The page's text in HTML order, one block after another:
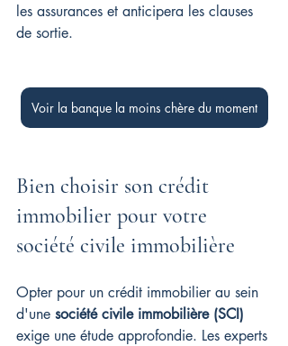
les assurances et anticipera les clauses
de sortie.
Voir la banque la moins chère du moment
Bien choisir son crédit
immobilier pour votre
société civile immobilière
Opter pour un crédit immobilier au sein
d'une société civile immobilière (SCI)
exige une étude approfondie. Les experts